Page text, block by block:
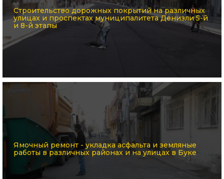
Строительство дорожных покрытий на различных
улицах и проспектах муниципалитета Денизли 5-й
и 8-й этапы
Ямочный ремонт - укладка асфальта и земляные
работы в различных районах и на улицах в Буке